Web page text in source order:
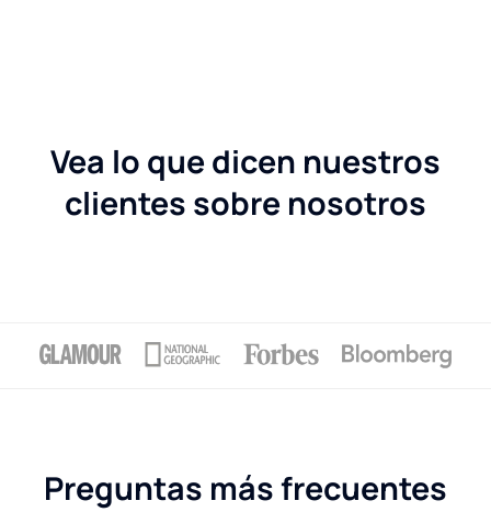
Vea lo que dicen nuestros
clientes sobre nosotros
Preguntas más frecuentes